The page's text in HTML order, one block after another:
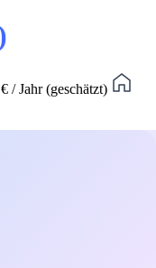
/ Jahr (geschätzt)